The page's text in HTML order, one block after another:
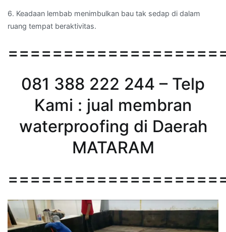
6. Keadaan lembab menimbulkan bau tak sedap di dalam
ruang tempat beraktivitas.
081 388 222 244 – Telp
Kami : jual membran
waterproofing di Daerah
MATARAM